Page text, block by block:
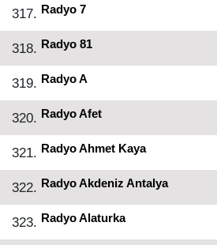
317. Radyo 7
318. Radyo 81
319. Radyo A
320. Radyo Afet
321. Radyo Ahmet Kaya
322. Radyo Akdeniz Antalya
323. Radyo Alaturka